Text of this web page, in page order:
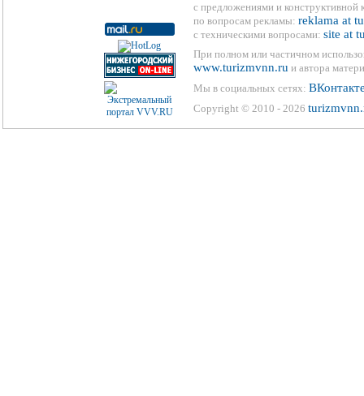
с предложениями и конструктивной
по вопросам рекламы: reklama at
с техническими вопросами: site at
При полном или частичном
www.turizmvnn.ru и автора
Мы в социальных сетях:
Copyright © 2010 - 2026